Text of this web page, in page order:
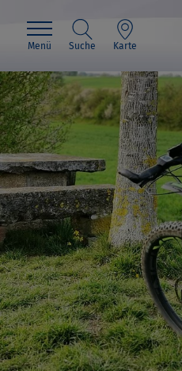
Menü Suche Karte